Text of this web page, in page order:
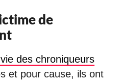
de
vie des chroniqueurs
et pour cause, ils ont